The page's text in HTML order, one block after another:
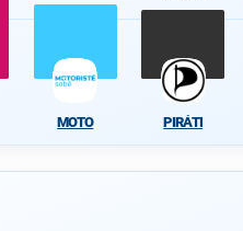
MOTO PIRÁTI